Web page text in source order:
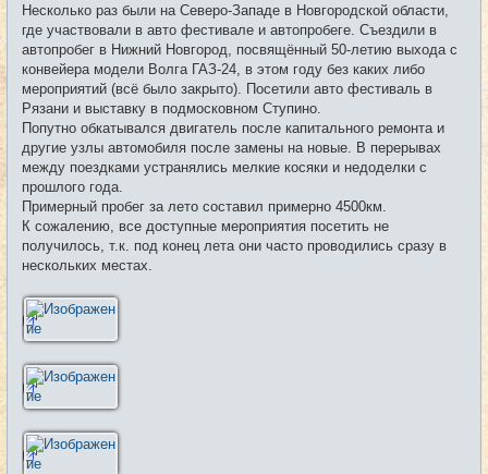
н
и
Несколько раз были на Северо-Западе в Новгородской области,
где участвовали в авто фестивале и автопробеге. Съездили в
автопробег в Нижний Новгород, посвящённый 50-летию выхода с
конвейера модели Волга ГАЗ-24, в этом году без каких либо
мероприятий (всё было закрыто). Посетили авто фестиваль в
Рязани и выставку в подмосковном Ступино.
Попутно обкатывался двигатель после капитального ремонта и
другие узлы автомобиля после замены на новые. В перерывах
между поездками устранялись мелкие косяки и недоделки с
прошлого года.
Примерный пробег за лето составил примерно 4500км.
К сожалению, все доступные мероприятия посетить не
получилось, т.к. под конец лета они часто проводились сразу в
нескольких местах.